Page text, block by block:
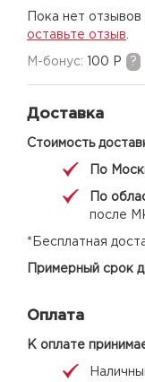
Пока нет
оставьте отзыв
M-бонус: 100 Р ?
Доставка
Стоимость
По
По
после
*Бесплатная
Примерный срок
Оплата
К оплате